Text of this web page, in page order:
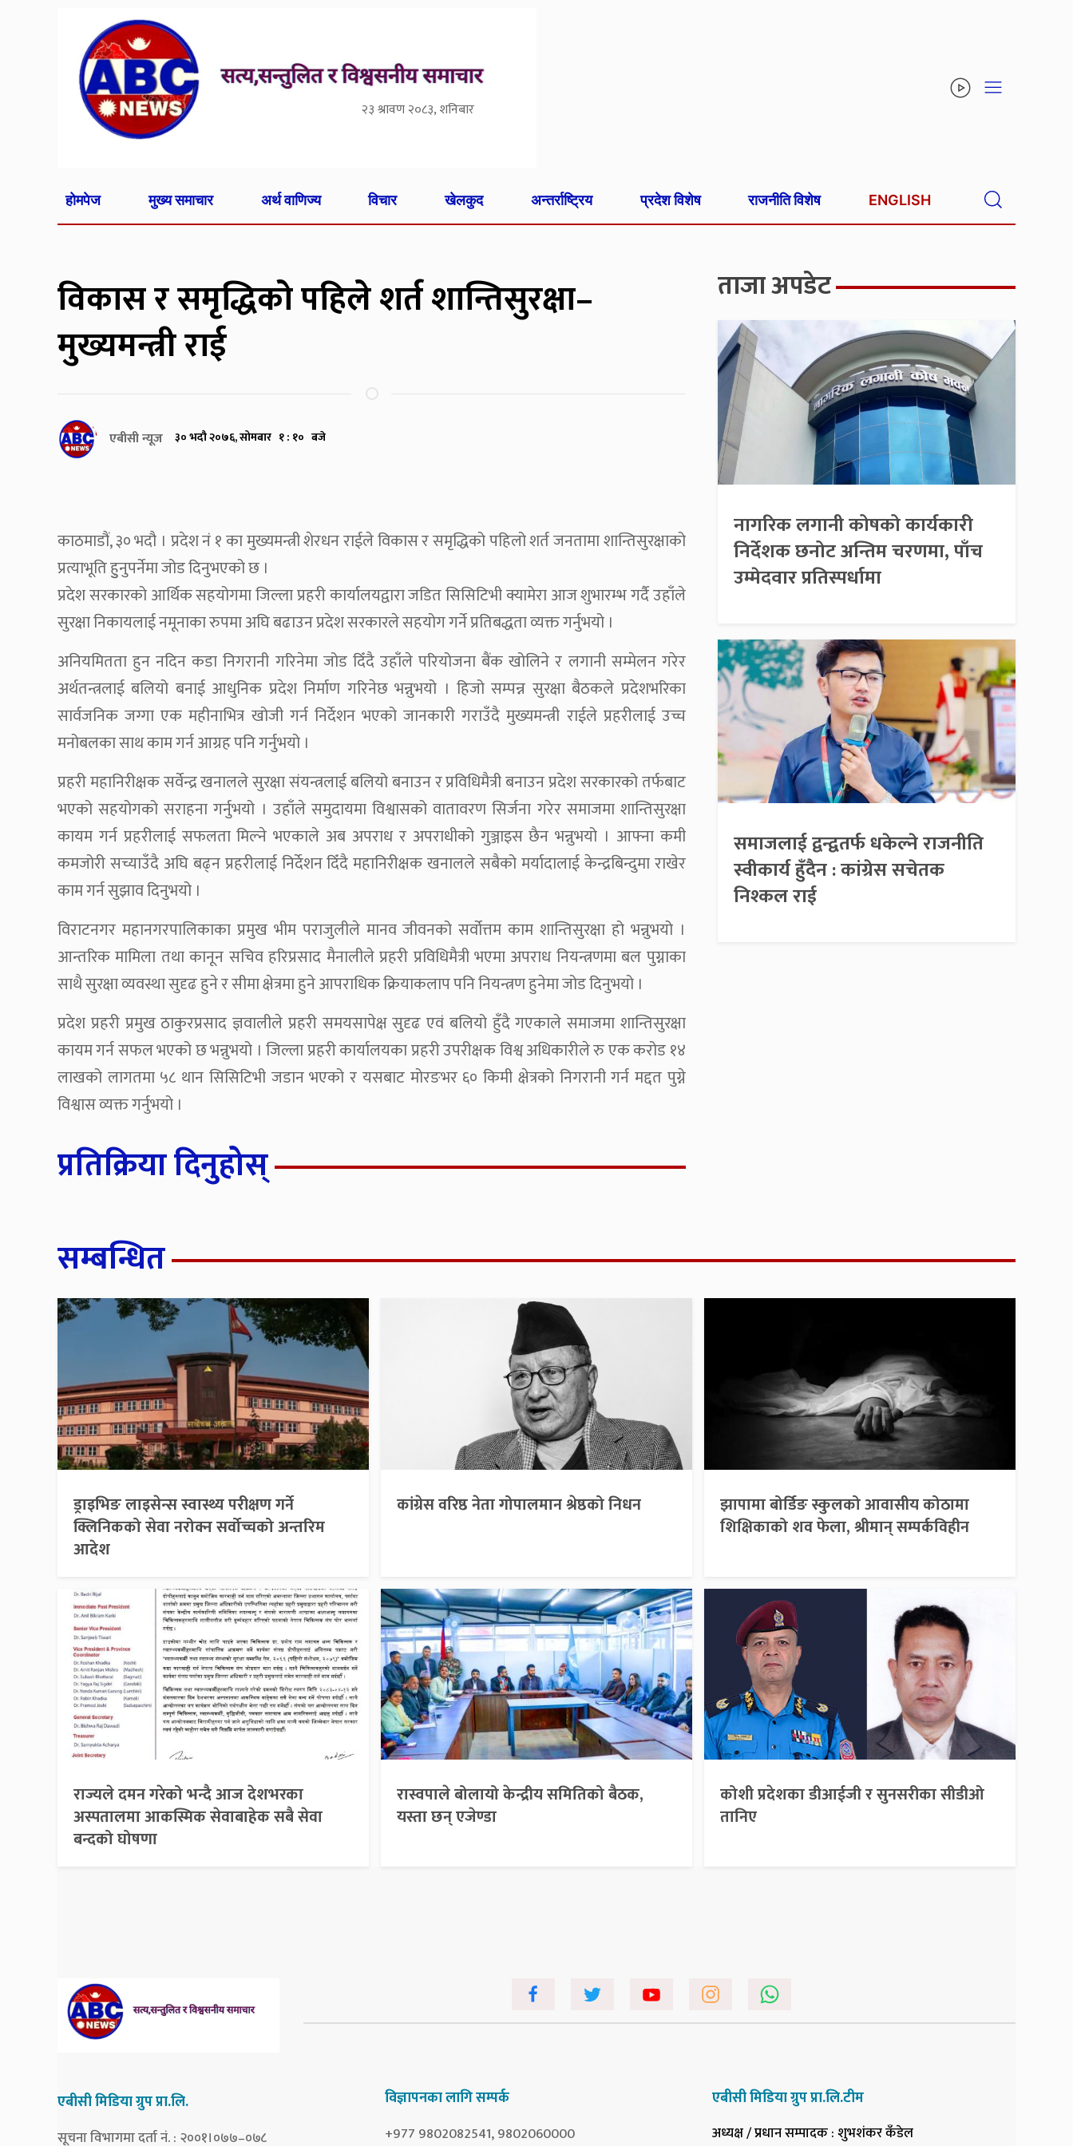
२३ श्रावण २०८३, शनिबार
होमपेज मुख्य समाचार अर्थ वाणिज्य विचार खेलकुद अन्तर्राष्ट्रिय प्रदेश विशेष राजनीति विशेष ENGLISH
विकास र समृद्धिको पहिले शर्त शान्तिसुरक्षा–
मुख्यमन्त्री राई
एबीसी न्यूज ३० भदौ २०७६, सोमबार १ : १० बजे
काठमाडौं, ३० भदौ । प्रदेश नं १ का मुख्यमन्त्री शेरधन राईले विकास र समृद्धिको पहिलो शर्त जनतामा शान्तिसुरक्षाको
प्रत्याभूति हुुनुपर्नेमा जोड दिनुभएको छ ।
प्रदेश सरकारको आर्थिक सहयोगमा जिल्ला प्रहरी कार्यालयद्वारा जडित सिसिटिभी क्यामेरा आज शुभारम्भ गर्दै उहाँले
सुरक्षा निकायलाई नमूनाका रुपमा अघि बढाउन प्रदेश सरकारले सहयोग गर्ने प्रतिबद्धता व्यक्त गर्नुभयो ।
अनियमितता हुन नदिन कडा निगरानी गरिनेमा जोड दिँदै उहाँले परियोजना बैंक खोलिने र लगानी सम्मेलन गरेर
अर्थतन्त्रलाई बलियो बनाई आधुनिक प्रदेश निर्माण गरिनेछ भन्नुभयो । हिजो सम्पन्न सुरक्षा बैठकले प्रदेशभरिका
सार्वजनिक जग्गा एक महीनाभित्र खोजी गर्न निर्देशन भएको जानकारी गराउँदै मुख्यमन्त्री राईले प्रहरीलाई उच्च
मनोबलका साथ काम गर्न आग्रह पनि गर्नुभयो ।
प्रहरी महानिरीक्षक सर्वेन्द्र खनालले सुरक्षा संयन्त्रलाई बलियो बनाउन र प्रविधिमैत्री बनाउन प्रदेश सरकारको तर्फबाट
भएको सहयोगको सराहना गर्नुभयो । उहाँले समुदायमा विश्वासको वातावरण सिर्जना गरेर समाजमा शान्तिसुरक्षा
कायम गर्न प्रहरीलाई सफलता मिल्ने भएकाले अब अपराध र अपराधीको गुञ्जाइस छैन भन्नुभयो । आफ्ना कमी
कमजोरी सच्याउँदै अघि बढ्न प्रहरीलाई निर्देशन दिँदै महानिरीक्षक खनालले सबैको मर्यादालाई केन्द्रबिन्दुमा राखेर
काम गर्न सुझाव दिनुभयो ।
विराटनगर महानगरपालिकाका प्रमुख भीम पराजुलीले मानव जीवनको सर्वोत्तम काम शान्तिसुरक्षा हो भन्नुभयो ।
आन्तरिक मामिला तथा कानून सचिव हरिप्रसाद मैनालीले प्रहरी प्रविधिमैत्री भएमा अपराध नियन्त्रणमा बल पुग्नाका
साथै सुरक्षा व्यवस्था सुदृढ हुने र सीमा क्षेत्रमा हुने आपराधिक क्रियाकलाप पनि नियन्त्रण हुनेमा जोड दिनुभयो ।
प्रदेश प्रहरी प्रमुख ठाकुरप्रसाद ज्ञवालीले प्रहरी समयसापेक्ष सुदृढ एवं बलियो हुँदै गएकाले समाजमा शान्तिसुरक्षा
कायम गर्न सफल भएको छ भन्नुभयो । जिल्ला प्रहरी कार्यालयका प्रहरी उपरीक्षक विश्व अधिकारीले रु एक करोड १४
लाखको लागतमा ५८ थान सिसिटिभी जडान भएको र यसबाट मोरङभर ६० किमी क्षेत्रको निगरानी गर्न मद्दत पुग्ने
विश्वास व्यक्त गर्नुभयो ।
प्रतिक्रिया दिनुहोस्
ताजा अपडेट
नागरिक लगानी कोषको कार्यकारी
निर्देशक छनोट अन्तिम चरणमा, पाँच
उम्मेदवार प्रतिस्पर्धामा
समाजलाई द्वन्द्वतर्फ धकेल्ने राजनीति
स्वीकार्य हुँदैन : कांग्रेस सचेतक
निश्कल राई
सम्बन्धित
ड्राइभिङ लाइसेन्स स्वास्थ्य परीक्षण गर्ने
क्लिनिकको सेवा नरोक्न सर्वोच्चको अन्तरिम
आदेश
कांग्रेस वरिष्ठ नेता गोपालमान श्रेष्ठको निधन
झापामा बोर्डिङ स्कुलको आवासीय कोठामा
शिक्षिकाको शव फेला, श्रीमान् सम्पर्कविहीन
राज्यले दमन गरेको भन्दै आज देशभरका
अस्पतालमा आकस्मिक सेवाबाहेक सबै सेवा
बन्दको घोषणा
रास्वपाले बोलायो केन्द्रीय समितिको बैठक,
यस्ता छन् एजेण्डा
कोशी प्रदेशका डीआईजी र सुनसरीका सीडीओ
तानिए
एबीसी मिडिया ग्रुप प्रा.लि.
सूचना विभागमा दर्ता नं. : २००१।०७७–०७८
विज्ञापनका लागि सम्पर्क
+977 9802082541, 9802060000
एबीसी मिडिया ग्रुप प्रा.लि.टीम
अध्यक्ष / प्रधान सम्पादक: शुभशंकर कँडेल